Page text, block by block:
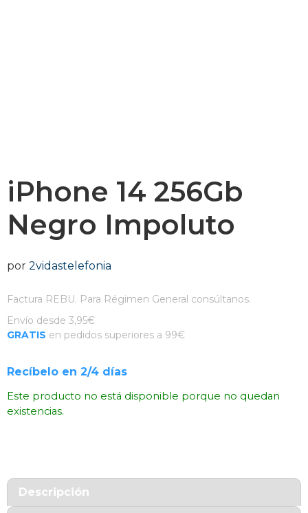
iPhone 14 256Gb
Negro Impoluto
por 2vidastelefonia
Factura REBU. Para Régimen General consúltanos.
Envío desde 3,95€
GRATIS en pedidos superiores a 99€
Recíbelo en 2/4 días
Este producto no está disponible porque no quedan
existencias.
Descripción